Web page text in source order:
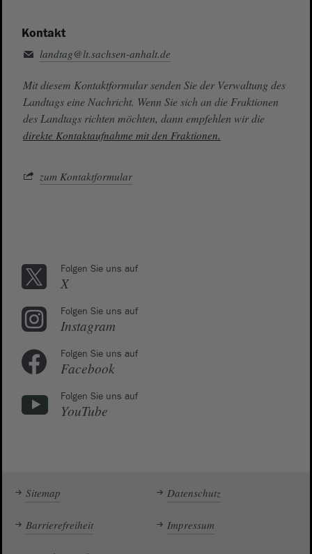
Kontakt
landtag@lt.sachsen-anhalt.de
Mit diesem Kontaktformular senden Sie der Verwaltung des
Landtags eine Nachricht. Wenn Sie sich an die Fraktionen
des Landtags richten möchten, dann empfehlen wir die
direkte Kontaktaufnahme mit den Fraktionen.
zum Kontaktformular
Folgen Sie uns auf
X
Folgen Sie uns auf
Instagram
Folgen Sie uns auf
Facebook
Folgen Sie uns auf
YouTube
Sitemap Datenschutz
Barrierefreiheit Impressum